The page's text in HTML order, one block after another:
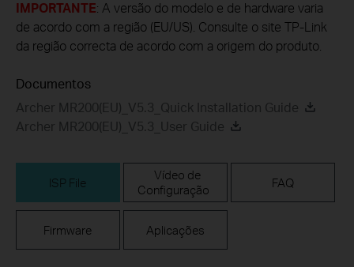
IMPORTANTE: A versão do modelo e de hardware varia
de acordo com a região (EU/US). Consulte o site TP-Link
da região correcta de acordo com a origem do produto.
Documentos
Archer MR200(EU)_V5.3_Quick Installation Guide
Archer MR200(EU)_V5.3_User Guide
ISP File
Vídeo de
Configuração
FAQ
Firmware Aplicações